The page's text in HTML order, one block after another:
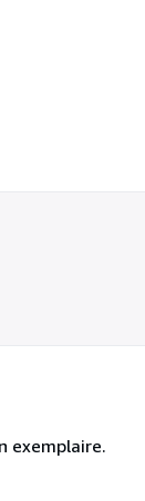
exemplaire.